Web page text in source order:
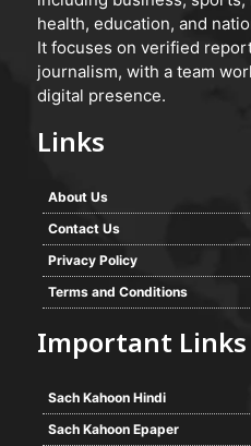
health, education, and
It focuses on verified
journalism, with a team
digital presence.
Links
About Us
Contact Us
Privacy Policy
Terms and Conditions
Important Links
Sach Kahoon Hindi
Sach Kahoon Epaper